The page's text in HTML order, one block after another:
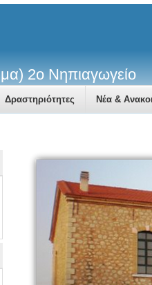
2ο Νηπιαγωγείο
Δραστηριότητες Νέα &